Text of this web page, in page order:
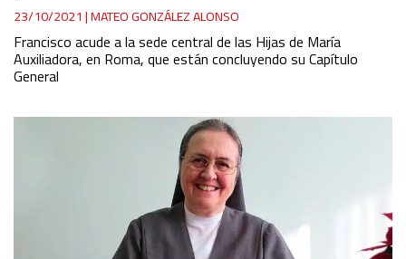
23/10/2021 |MATEO GONZÁLEZ ALONSO
Francisco acude a la sede central de las Hijas de María
Auxiliadora, en Roma, que están concluyendo su Capítulo
General